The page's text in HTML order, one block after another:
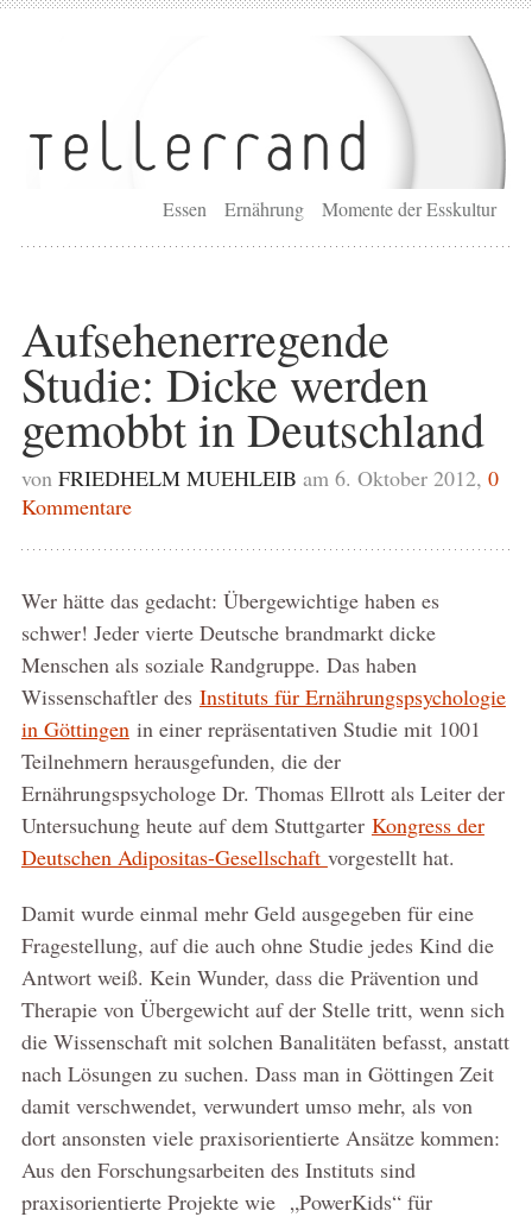
Essen Ernährung Momente der Esskultur
Aufsehenerregende
Studie: Dicke werden
gemobbt in Deutschland
von FRIEDHELM MUEHLEIB am 6. Oktober 2012, 0
Kommentare
Wer hätte das gedacht: Übergewichtige haben es
schwer! Jeder vierte Deutsche brandmarkt dicke
Menschen als soziale Randgruppe. Das haben
Wissenschaftler des Instituts für Ernährungspsychologie
in Göttingen in einer repräsentativen Studie mit 1001
Teilnehmern herausgefunden, die der
Ernährungspsychologe Dr. Thomas Ellrott als Leiter der
Untersuchung heute auf dem Stuttgarter Kongress der
Deutschen Adipositas-Gesellschaft vorgestellt hat.
Damit wurde einmal mehr Geld ausgegeben für eine
Fragestellung, auf die auch ohne Studie jedes Kind die
Antwort weiß. Kein Wunder, dass die Prävention und
Therapie von Übergewicht auf der Stelle tritt, wenn sich
die Wissenschaft mit solchen Banalitäten befasst, anstatt
nach Lösungen zu suchen. Dass man in Göttingen Zeit
damit verschwendet, verwundert umso mehr, als von
dort ansonsten viele praxisorientierte Ansätze kommen:
Aus den Forschungsarbeiten des Instituts sind
praxisorientierte Projekte wie „PowerKids“ für